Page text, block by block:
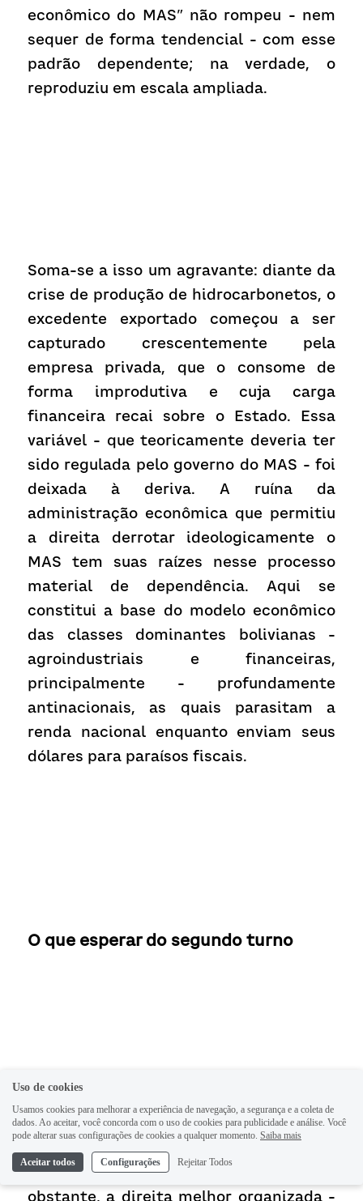
econômico do MAS” não rompeu - nem
sequer de forma tendencial - com esse
padrão dependente; na verdade, o
reproduziu em escala ampliada.
Soma-se a isso um agravante: diante da
crise de produção de hidrocarbonetos, o
excedente exportado começou a ser
capturado crescentemente pela
empresa privada, que o consome de
forma improdutiva e cuja carga
financeira recai sobre o Estado. Essa
variável - que teoricamente deveria ter
sido regulada pelo governo do MAS - foi
deixada à deriva. A ruína da
administração econômica que permitiu
a direita derrotar ideologicamente o
MAS tem suas raízes nesse processo
material de dependência. Aqui se
constitui a base do modelo econômico
das classes dominantes bolivianas -
agroindustriais e financeiras,
principalmente - profundamente
antinacionais, as quais parasitam a
renda nacional enquanto enviam seus
dólares para paraísos fiscais.
O que esperar do segundo turno
A análise exposta permite pensar em
uma alta probabilidade de vitória no
segundo turno do binômio Paz/Lara. Não
obstante, a direita melhor organizada -
Uso de cookies
Usamos cookies para melhorar a experiência de navegação, a segurança e a coleta de
dados. Ao aceitar, você concorda com o uso de cookies para publicidade e análise. Você
pode alterar suas configurações de cookies a qualquer momento. Saiba mais
Aceitar todos Configurações Rejeitar Todos